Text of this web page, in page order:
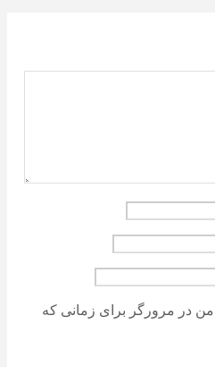
من در مرورگر برای زمانی که